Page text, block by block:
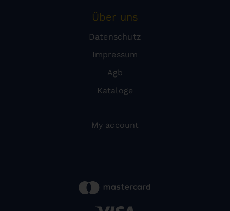
Über uns
Datenschutz
Impressum
Agb
Kataloge
My account